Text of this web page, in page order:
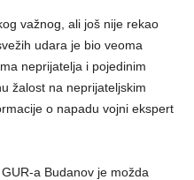
važnog, ali još nije rekao
udara je bio veoma
neprijatelja i pojedinim
žalost na neprijateljskim
o napadu vojni ekspert
a Budanov je možda